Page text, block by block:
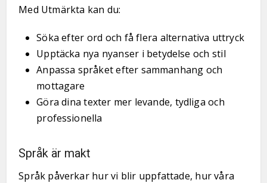
Med Utmärkta kan du:
Söka efter ord och få flera alternativa uttryck
Upptäcka nya nyanser i betydelse och stil
Anpassa språket efter sammanhang och
mottagare
Göra dina texter mer levande, tydliga och
professionella
Språk är makt
Språk påverkar hur vi blir uppfattade, hur våra